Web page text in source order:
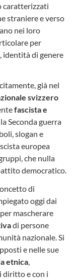
caratterizzati
straniere e verso
nei loro
per
identità di genere
già nel
svizzero
fascista e
Seconda guerra
slogan e
europea
che nulla
democratico.
di
oggi dai
mascherare
di persone
nazionale. Si
e nelle sue
etnica,
diritto e con i